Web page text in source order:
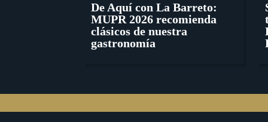
De Aquí con La Barreto:
MUPR 2026 recomienda
clásicos de nuestra
gastronomía